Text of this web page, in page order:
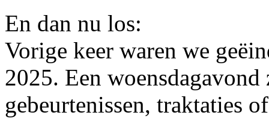
En dan nu los:
Vorige keer waren we
2025. Een
gebeurtenissen, traktaties